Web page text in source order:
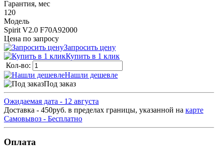
Гарантия, мес
120
Модель
Spirit V2.0 F70A92000
Цена по запросу
Запросить цену
Купить в 1 клик
Кол-во:
Нашли дешевле
Под заказ
Ожидаемая дата - 12 августа
Доставка - 450руб. в пределах границы, указанной на карте
Самовывоз - Бесплатно
Оплата